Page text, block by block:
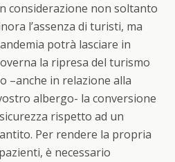
considerazione non soltanto
l’assenza di turisti, ma
potrà lasciare in
la ripresa del turismo
–anche in relazione alla
albergo- la conversione
rispetto ad un
Per rendere la propria
è necessario